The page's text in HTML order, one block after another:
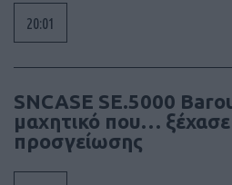
20:01
SNCASE SE.5000
μαχητικό που…
προσγείωσης